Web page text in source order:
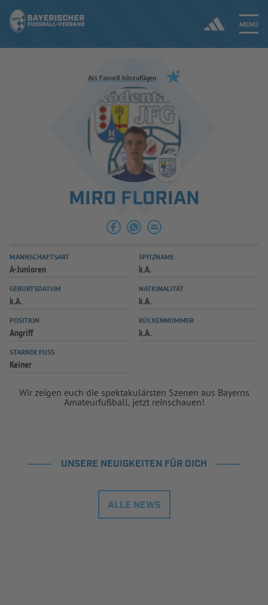
MENÜ
Jetzt einloggen
ERGEBNISSE & WETTBEWERBE
SPIELBETRIEB & VERBANDSLEBEN
AUSBILDUNG & FÖRDERUNG
SPIELPLUS
Als Favorit hinzufügen
MIRO FLORIAN
MANNSCHAFTSART
A-Junioren
SPITZNAME
k.A.
GEBURTSDATUM
k.A.
NATIONALITÄT
k.A.
POSITION
Angriff
RÜCKENNUMMER
k.A.
STARKER FUSS
Keiner
Wir zeigen euch die spektakulärsten Szenen aus Bayerns
Amateurfußball, jetzt reinschauen!
UNSERE NEUIGKEITEN FÜR DICH
ALLE NEWS